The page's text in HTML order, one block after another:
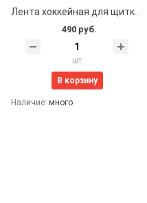
Лента хоккейная для щитков 24мм*25м (черная)
490 руб.
шт
В корзину
Наличие: много